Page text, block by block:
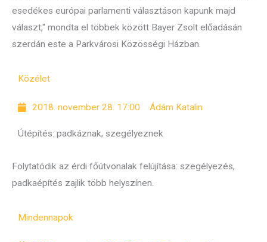
esedékes európai parlamenti választáson kapunk majd
választ," mondta el többek között Bayer Zsolt előadásán
szerdán este a Parkvárosi Közösségi Házban.
Közélet
2018. november 28. 17:00 Ádám Katalin
Útépítés: padkáznak, szegélyeznek
Folytatódik az érdi főútvonalak felújítása: szegélyezés,
padkaépítés zajlik több helyszínen.
Mindennapok